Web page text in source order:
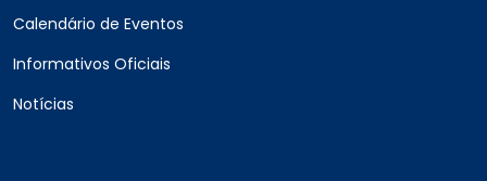
Calendário de Eventos
Informativos Oficiais
Notícias